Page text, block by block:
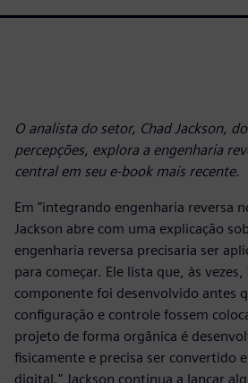
O analista do setor, Chad Jackson,
percepções, explora a engenharia
central em seu e-book mais recente.
Em "integrando engenharia reversa
Jackson abre com uma explicação
engenharia reversa precisaria ser
para começar. Ele lista que, às
componente foi desenvolvido antes
configuração e controle fossem
projeto de forma orgânica é
fisicamente e precisa ser convertido
digital." Jackson continua a lançar